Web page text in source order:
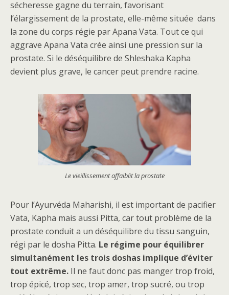
sécheresse gagne du terrain, favorisant
l’élargissement de la prostate, elle-même située dans
la zone du corps régie par Apana Vata. Tout ce qui
aggrave Apana Vata crée ainsi une pression sur la
prostate. Si le déséquilibre de Shleshaka Kapha
devient plus grave, le cancer peut prendre racine.
Le vieillissement affaiblit la prostate
Pour l’Ayurvéda Maharishi, il est important de pacifier
Vata, Kapha mais aussi Pitta, car tout problème de la
prostate conduit a un déséquilibre du tissu sanguin,
régi par le dosha Pitta. Le régime pour équilibrer
simultanément les trois doshas implique d’éviter
tout extrême. Il ne faut donc pas manger trop froid,
trop épicé, trop sec, trop amer, trop sucré, ou trop